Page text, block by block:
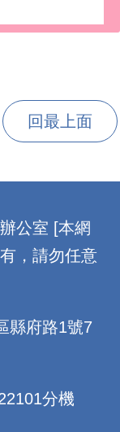
回最上面
公室 [本網
，請勿任意
府路1號7
分機